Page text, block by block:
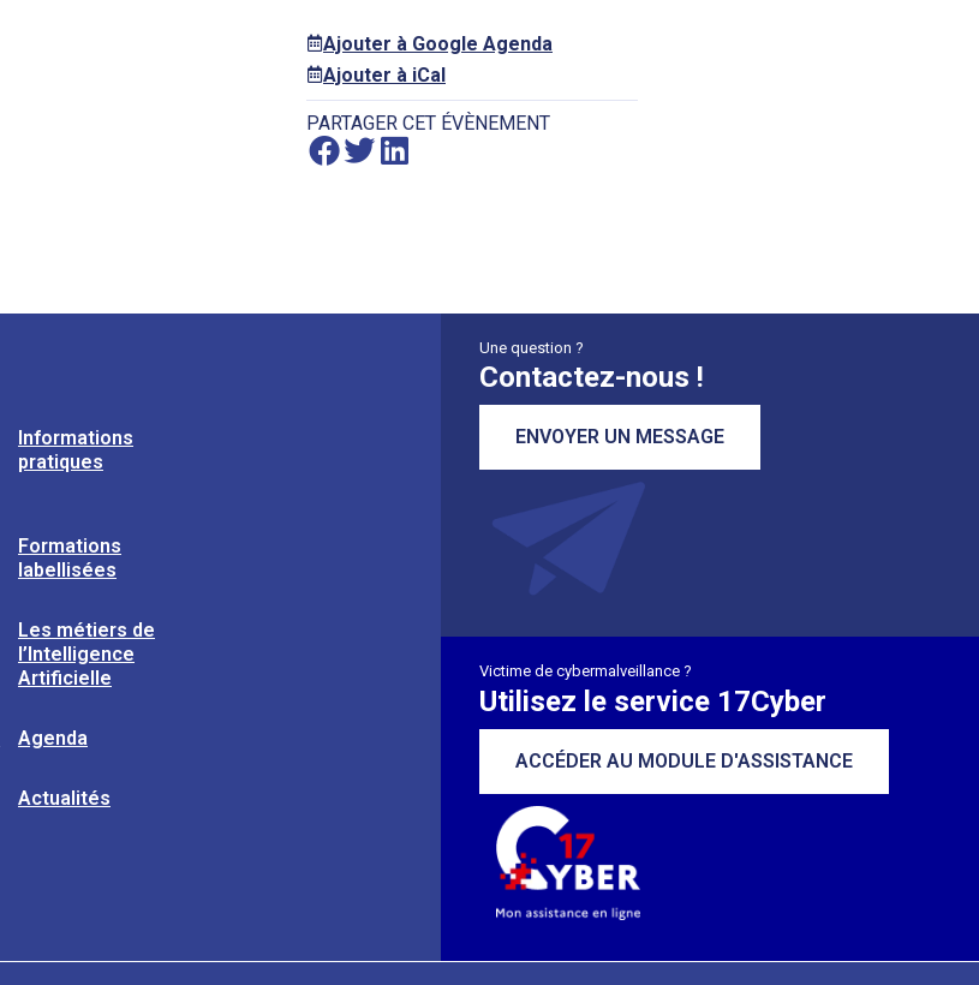
Ajouter à Google Agenda
Ajouter à iCal
PARTAGER CET ÉVÈNEMENT
Informations
pratiques
Formations
labellisées
Les métiers de
l’Intelligence
Artificielle
Agenda
Actualités
Une question ?
Contactez-nous !
ENVOYER UN MESSAGE
Victime de cybermalveillance ?
Utilisez le service 17Cyber
ACCÉDER AU MODULE D'ASSISTANCE